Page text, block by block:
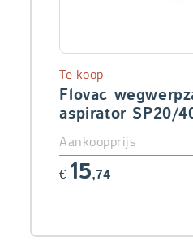
Flovac
aspirator SP20/
Te koop
Aankoopprijs
€ 15,74